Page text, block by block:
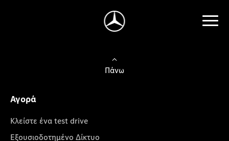
Πάνω
Αγορά
Κλείστε ένα test drive
Εξουσιοδοτημένο Δίκτυο